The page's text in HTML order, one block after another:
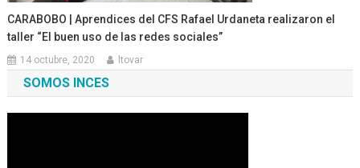
CARABOBO | Aprendices del CFS Rafael Urdaneta realizaron el
taller “El buen uso de las redes sociales”
14 octubre, 2020 ltovar
SOMOS INCES